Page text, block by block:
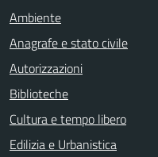
Ambiente
Anagrafe e stato civile
Autorizzazioni
Biblioteche
Cultura e tempo libero
Edilizia e Urbanistica